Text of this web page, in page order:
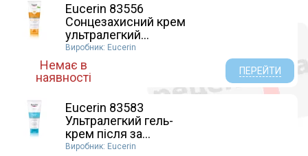
Eucerin 83556
Сонцезахисний крем
ультралегкий...
Виробник: Eucerin
Немає в
наявності
ПЕРЕЙТИ
Eucerin 83583
Ультралегкий гель-
крем після за...
Виробник: Eucerin